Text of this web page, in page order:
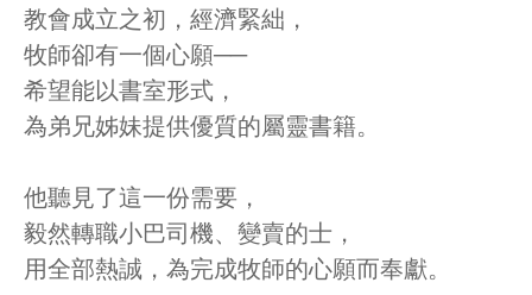
教會成立之初，經濟緊絀，
牧師卻有一個心願──
希望能以書室形式，
為弟兄姊妹提供優質的屬靈書籍。
他聽見了這一份需要，
毅然轉職小巴司機、變賣的士，
用全部熱誠，為完成牧師的心願而奉獻。